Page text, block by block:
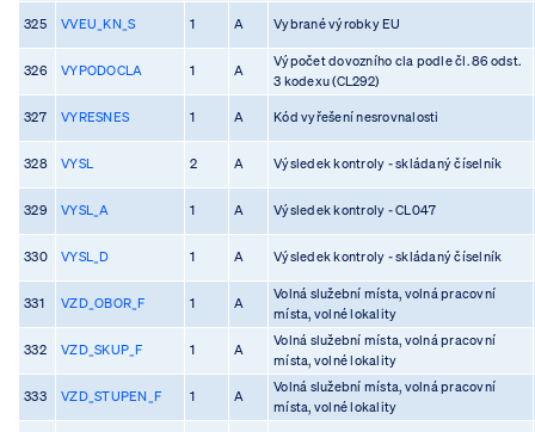
325 VVEU_KN_S 1 A Vybrané výrobky EU
326 VYPODOCLA 1 A
Výpočet dovozního cla podle čl. 86 odst.
3 kodexu (CL292)
327 VYRESNES 1 A Kód vyřešení nesrovnalosti
328 VYSL 2 A Výsledek kontroly - skládaný číselník
329 VYSL_A 1 A Výsledek kontroly - CL047
330 VYSL_D 1 A Výsledek kontroly - skládaný číselník
331 VZD_OBOR_F 1 A
Volná služební místa, volná pracovní
místa, volné lokality
332 VZD_SKUP_F 1 A
Volná služební místa, volná pracovní
místa, volné lokality
333 VZD_STUPEN_F 1 A
Volná služební místa, volná pracovní
místa, volné lokality